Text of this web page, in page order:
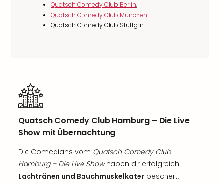
Quatsch Comedy Club Berlin,
Quatsch Comedy Club München
Quatsch Comedy Club Stuttgart
Quatsch Comedy Club Hamburg – Die Live
Show mit Übernachtung
Die Comedians vom Quatsch Comedy Club
Hamburg – Die Live Showhaben dir erfolgreich
Lachtränen und Bauchmuskelkater beschert,